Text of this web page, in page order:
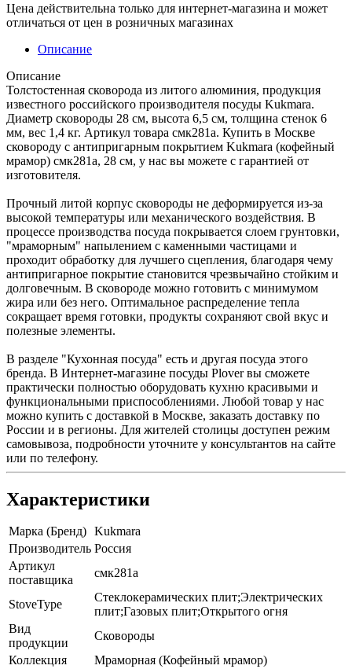
Цена действительна только для интернет-магазина и может
отличаться от цен в розничных магазинах
Описание
Описание
Толстостенная сковорода из литого алюминия, продукция
известного российского производителя посуды Kukmara.
Диаметр сковороды 28 см, высота 6,5 см, толщина стенок 6
мм, вес 1,4 кг. Артикул товара смк281а. Купить в Москве
сковороду с антипригарным покрытием Kukmara (кофейный
мрамор) смк281а, 28 см, у нас вы можете с гарантией от
изготовителя.
Прочный литой корпус сковороды не деформируется из-за
высокой температуры или механического воздействия. В
процессе производства посуда покрывается слоем грунтовки,
"мраморным" напылением с каменными частицами и
проходит обработку для лучшего сцепления, благодаря чему
антипригарное покрытие становится чрезвычайно стойким и
долговечным. В сковороде можно готовить с минимумом
жира или без него. Оптимальное распределение тепла
сокращает время готовки, продукты сохраняют свой вкус и
полезные элементы.
В разделе "Кухонная посуда" есть и другая посуда этого
бренда. В Интернет-магазине посуды Plover вы сможете
практически полностью оборудовать кухню красивыми и
функциональными приспособлениями. Любой товар у нас
можно купить с доставкой в Москве, заказать доставку по
России и в регионы. Для жителей столицы доступен режим
самовывоза, подробности уточните у консультантов на сайте
или по телефону.
Характеристики
Марка (Бренд) Kukmara
Производитель Россия
Артикул
поставщика
смк281а
StoveType
Стеклокерамических плит;Электрических
плит;Газовых плит;Открытого огня
Вид
продукции
Сковороды
Коллекция
Мраморная (Кофейный мрамор)